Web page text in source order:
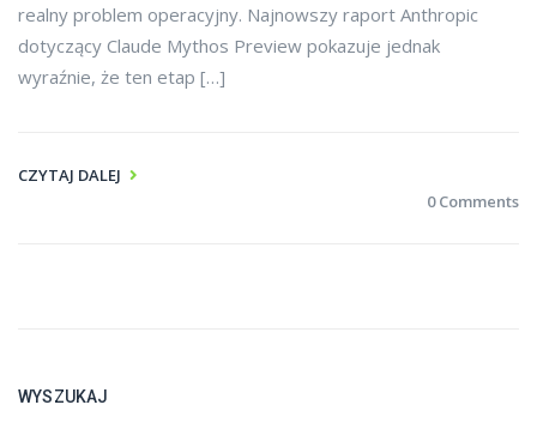
realny problem operacyjny. Najnowszy raport Anthropic
dotyczący Claude Mythos Preview pokazuje jednak
wyraźnie, że ten etap […]
CZYTAJ DALEJ
0 Comments
WYSZUKAJ